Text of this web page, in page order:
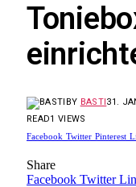
BY BASTI31.
READ1 VIEWS
Facebook Twitter Pinterest
Share
Facebook Twitter